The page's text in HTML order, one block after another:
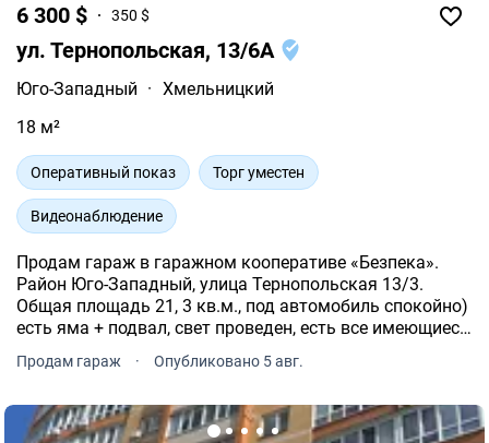
6 300 $ 350 $
ул. Тернопольская, 13/6А
Юго-Западный · Хмельницкий
18 м²
Оперативный показ Торг уместен
Видеонаблюдение
Продам гараж в гаражном кооперативе «Безпека».
Район Юго-Западный, улица Тернопольская 13/3.
Общая площадь 21, 3 кв.м., под автомобиль спокойно)
есть яма + подвал, свет проведен, есть все имеющиеся
документы (земля, гараж).
Продам гараж · Опубликовано 5 авг.